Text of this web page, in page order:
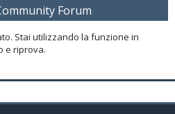
Forum
Stai utilizzando la funzione in
e riprova.